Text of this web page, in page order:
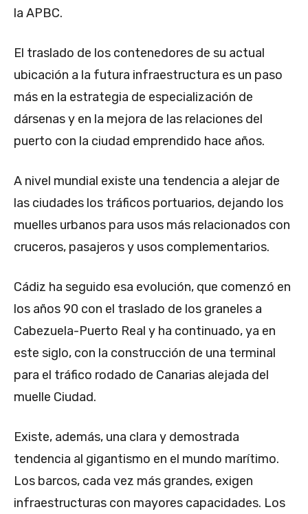
la APBC.
El traslado de los contenedores de su actual
ubicación a la futura infraestructura es un paso
más en la estrategia de especialización de
dársenas y en la mejora de las relaciones del
puerto con la ciudad emprendido hace años.
A nivel mundial existe una tendencia a alejar de
las ciudades los tráficos portuarios, dejando los
muelles urbanos para usos más relacionados con
cruceros, pasajeros y usos complementarios.
Cádiz ha seguido esa evolución, que comenzó en
los años 90 con el traslado de los graneles a
Cabezuela-Puerto Real y ha continuado, ya en
este siglo, con la construcción de una terminal
para el tráfico rodado de Canarias alejada del
muelle Ciudad.
Existe, además, una clara y demostrada
tendencia al gigantismo en el mundo marítimo.
Los barcos, cada vez más grandes, exigen
infraestructuras con mayores capacidades. Los